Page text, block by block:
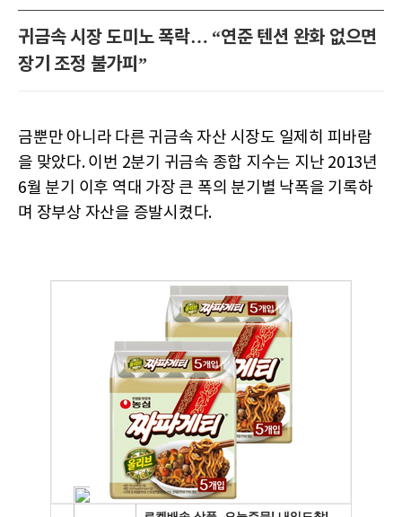
귀금속 시장 도미노 폭락… “연준 텐션 완화 없으면
장기 조정 불가피”
금뿐만 아니라 다른 귀금속 자산 시장도 일제히 피바람
을 맞았다. 이번 2분기 귀금속 종합 지수는 지난 2013년
6월 분기 이후 역대 가장 큰 폭의 분기별 낙폭을 기록하
며 장부상 자산을 증발시켰다.